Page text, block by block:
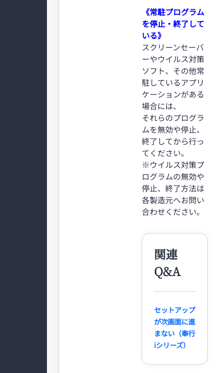
《常駐プログラム
を停止・終了して
いる》
スクリーンセーバ
ーやウイルス対策
ソフト、その他常
駐しているアプリ
ケーションがある
場合には、
それらのプログラ
ムを無効や停止、
終了してから行っ
てください。
※ウイルス対策プ
ログラムの無効や
停止、終了方法は
各製造元へお問い
合わせください。
関連
Q&A
セットアップ
が次画面に進
まない（奉行
iシリーズ）